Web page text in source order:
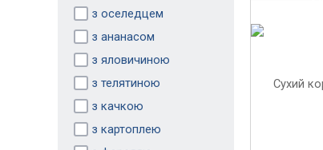
з оселедцем
з ананасом
з яловичиною
з телятиною
з качкою
з картоплею